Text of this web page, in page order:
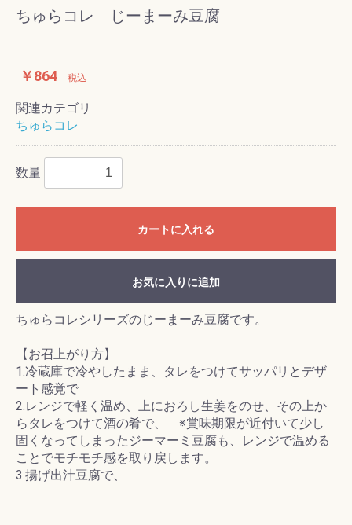
ちゅらコレ じーまーみ豆腐
￥864 税込
関連カテゴリ
ちゅらコレ
数量
カートに入れる
お気に入りに追加
ちゅらコレシリーズのじーまーみ豆腐です。
【お召上がり方】
1.冷蔵庫で冷やしたまま、タレをつけてサッパリとデザ
ート感覚で
2.レンジで軽く温め、上におろし生姜をのせ、その上か
らタレをつけて酒の肴で、 ※賞味期限が近付いて少し
固くなってしまったジーマーミ豆腐も、レンジで温める
ことでモチモチ感を取り戻します。
3.揚げ出汁豆腐で、